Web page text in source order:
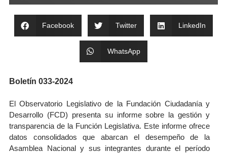
Facebook Twitter LinkedIn
WhatsApp
Boletín 033-2024
El Observatorio Legislativo de la Fundación Ciudadanía y
Desarrollo (FCD) presenta su informe sobre la gestión y
transparencia de la Función Legislativa. Este informe ofrece
datos consolidados que abarcan el desempeño de la
Asamblea Nacional y sus integrantes durante el período